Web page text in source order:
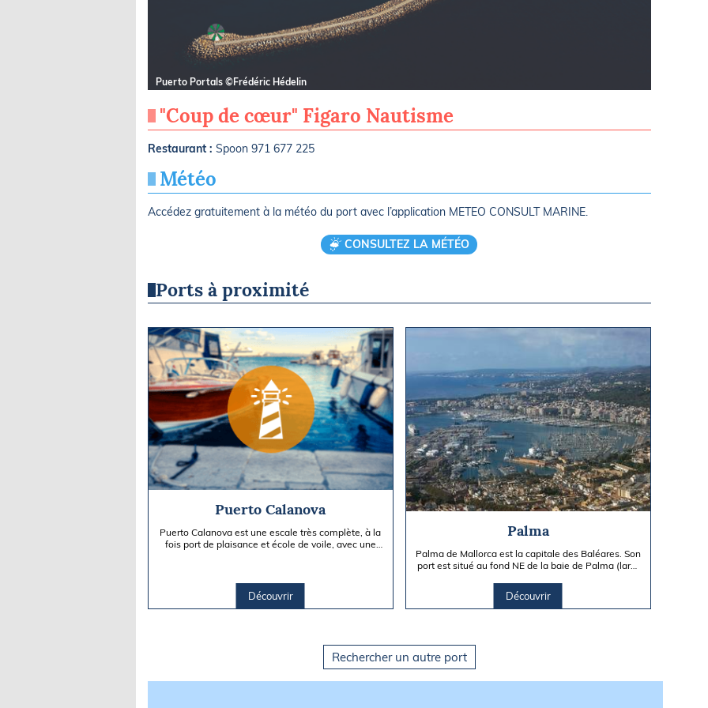
Puerto Portals ©Frédéric Hédelin
"Coup de cœur" Figaro Nautisme
Restaurant : Spoon 971 677 225
Météo
Accédez gratuitement à la météo du port avec l’application METEO CONSULT MARINE.
CONSULTEZ LA MÉTÉO
Ports à proximité
Puerto Calanova
Puerto Calanova est une escale très complète, à la
fois port de plaisance et école de voile, avec une
Découvrir
Palma
Palma de Mallorca est la capitale des Baléares. Son
port est situé au fond NE de la baie de Palma (larg.
Découvrir
Rechercher un autre port